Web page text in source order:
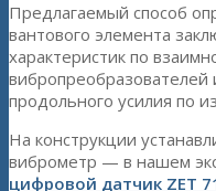
Предлагаемый способ
вантового элемента
характеристик по
продольного усилия по
На конструкции
виброметр — в нашем
цифровой датчик ZET